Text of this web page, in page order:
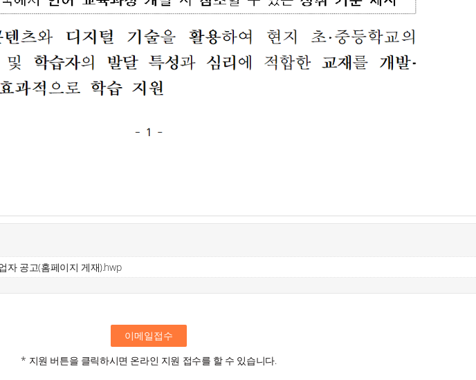
자 공고(홈페이지 게재).hwp
이메일접수
* 지원 버튼을 클릭하시면 온라인 지원 접수를 할 수 있습니다.